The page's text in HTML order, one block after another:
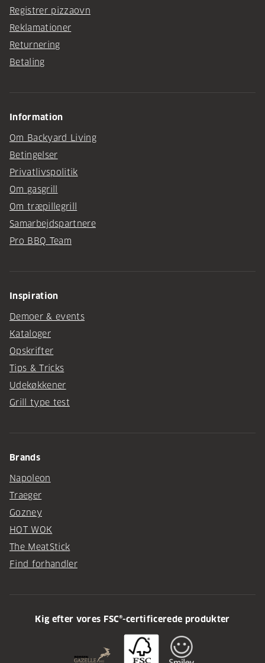
Registrer pizzaovn
Reklamationer
Returnering
Betaling
Information
Om Backyard Living
Betingelser
Privatlivspolitik
Om gasgrill
Om træpillegrill
Samarbejdspartnere
Pro BBQ Team
Inspiration
Demoer & events
Kataloger
Opskrifter
Tips & Tricks
Udekøkkener
Grill type test
Brands
Napoleon
Traeger
Gozney
HOT WOK
The MeatStick
Find forhandler
Kig efter vores FSC®-certificerede produkter